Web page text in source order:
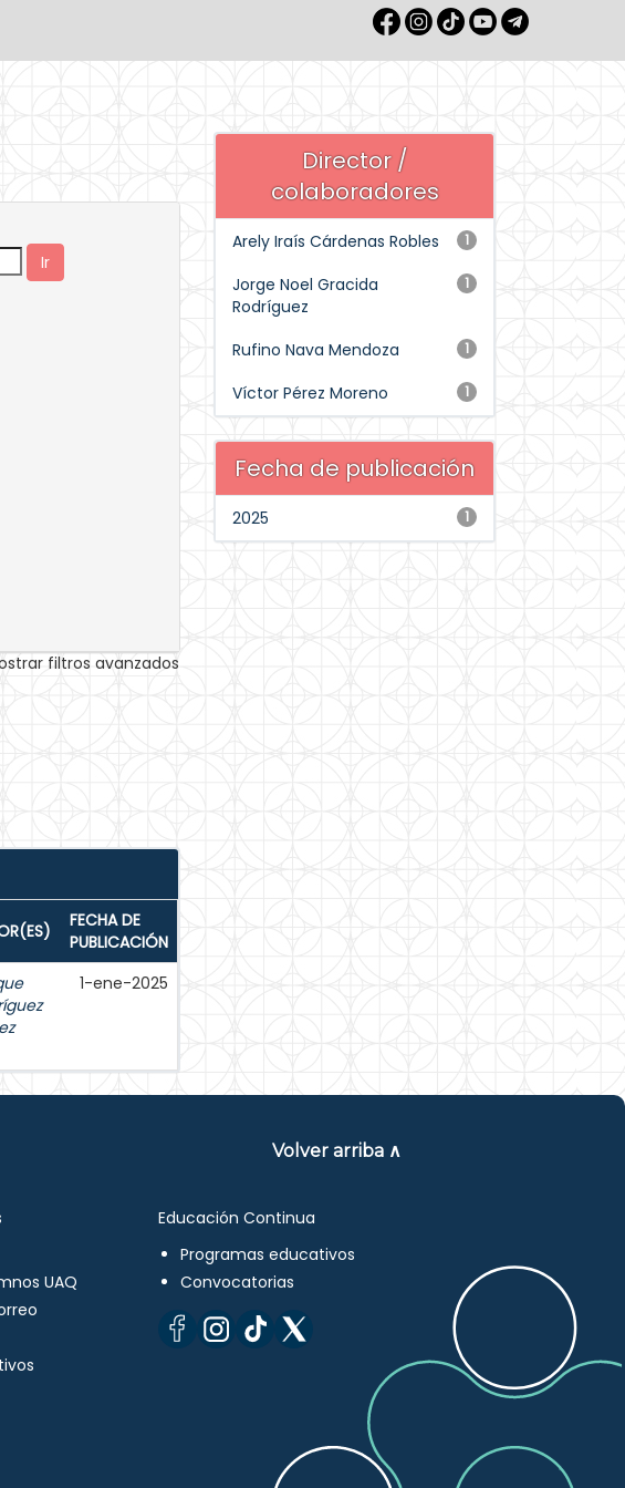
filtros avanzados
FECHA DE
PUBLICACIÓN
1-ene-2025
Director /
colaboradores
1
Arely Iraís Cárdenas Robles
1
Jorge Noel Gracida
Rodríguez
1
Rufino Nava Mendoza
1
Víctor Pérez Moreno
Fecha de publicación
1
2025
Volver arriba ∧
UAQ
Educación Continua
Programas educativos
Convocatorias